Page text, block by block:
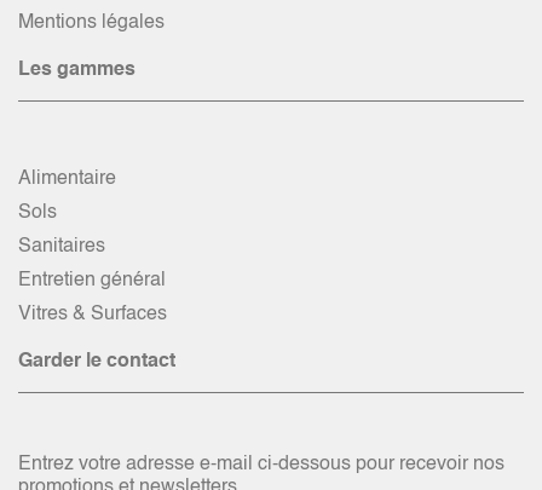
Mentions légales
Les gammes
Alimentaire
Sols
Sanitaires
Entretien général
Vitres & Surfaces
Garder le contact
Entrez votre adresse e-mail ci-dessous pour recevoir nos